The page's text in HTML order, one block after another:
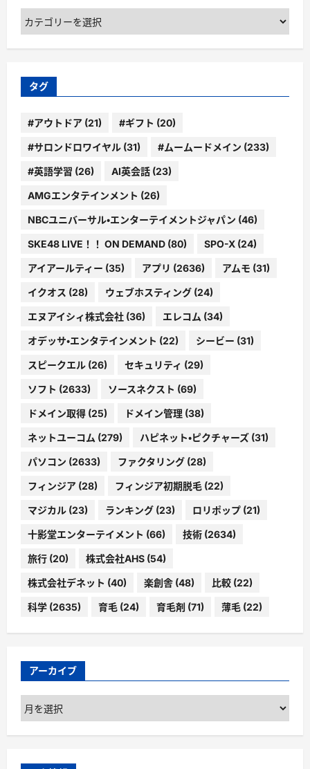
カ
テ
ゴ
ー
タグ
#アウトドア (21) #ギフト (20)
#サロンドロワイヤル (31) #ムームードメイン (233)
#英語学習 (26) AI英会話 (23)
AMGエンタテインメント (26)
NBCユニバーサル・エンターテイメントジャパン (46)
SKE48 LIVE！！ ON DEMAND (80) SPO-X (24)
アイアールティー (35) アプリ (2636) アムモ (31)
イクオス (28) ウェブホスティング (24)
エヌアイシィ株式会社 (36) エレコム (34)
オデッサ・エンタテインメント (22) シービー (31)
スピークエル (26) セキュリティ (29)
ソフト (2633) ソースネクスト (69)
ドメイン取得 (25) ドメイン管理 (38)
ネットユーコム (279) ハピネット・ピクチャーズ (31)
パソコン (2633) ファクタリング (28)
フィンジア (28) フィンジア初期脱毛 (22)
マジカル (23) ランキング (23) ロリポップ (21)
十影堂エンターテイメント (66) 技術 (2634)
旅行 (20) 株式会社AHS (54)
株式会社デネット (40) 楽創舎 (48) 比較 (22)
科学 (2635) 育毛 (24) 育毛剤 (71) 薄毛 (22)
アーカイブ
ア
ー
カ
ブ